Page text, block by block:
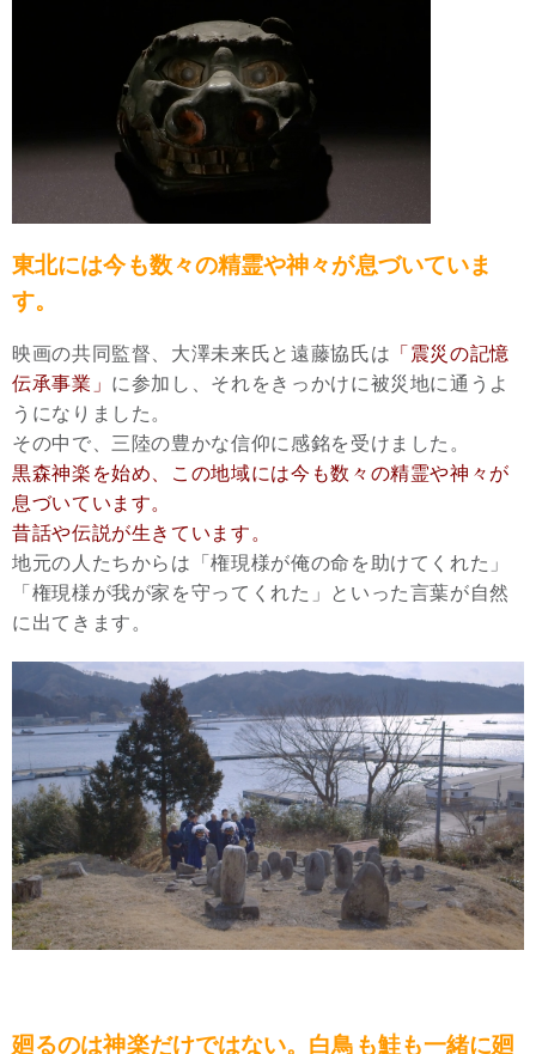
東北には今も数々の精霊や神々が息づいていま
す。
映画の共同監督、大澤未来氏と遠藤協氏は 「震災の記憶
伝承事業」 に参加し、それをきっかけに被災地に通うよ
うになりました。
その中で、三陸の豊かな信仰に感銘を受けました。
黒森神楽を始め、この地域には今も数々の精霊や神々が
息づいています。
昔話や伝説が生きています。
地元の人たちからは「権現様が俺の命を助けてくれた」
「権現様が我が家を守ってくれた」といった言葉が自然
に出てきます。
廻るのは神楽だけではない。白鳥も鮭も一緒に廻